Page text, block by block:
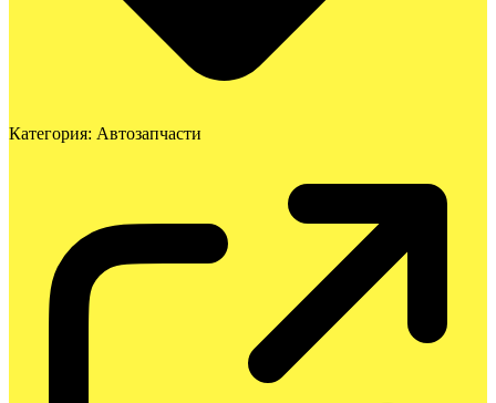
Категория: Автозапчасти